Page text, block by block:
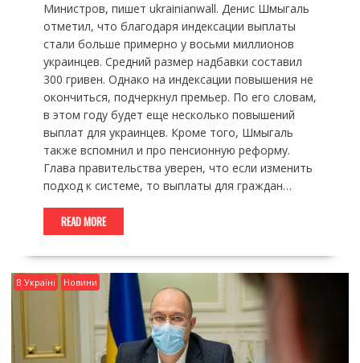
Министров, пишет ukrainianwall. Денис Шмыгаль
отметил, что благодаря индексации выплаты
стали больше примерно у восьми миллионов
украинцев. Средний размер надбавки составил
300 гривен. Однако на индексации повышения не
окончиться, подчеркнул премьер. По его словам,
в этом году будет еще несколько повышений
выплат для украинцев. Кроме того, Шмыгаль
также вспомнил и про пенсионную реформу.
Глава правительства уверен, что если изменить
подход к системе, то выплаты для граждан…
READ MORE
В Україні Новини